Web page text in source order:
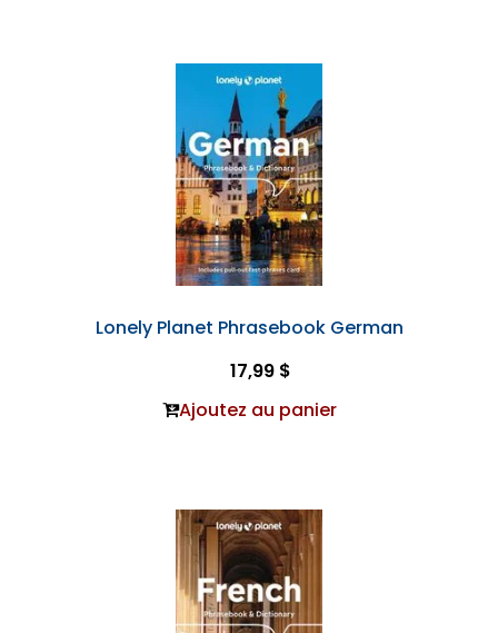
Lonely Planet Phrasebook German
17,99 $
Ajoutez au panier